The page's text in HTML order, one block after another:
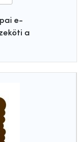
e-
a